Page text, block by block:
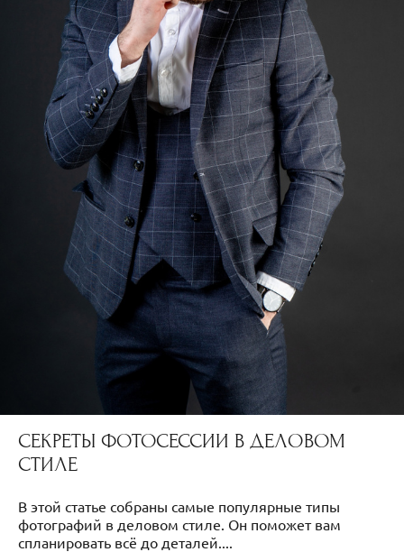
СЕКРЕТЫ ФОТОСЕССИИ В ДЕЛОВОМ
СТИЛЕ
В этой статье собраны самые популярные типы
фотографий в деловом стиле. Он поможет вам
спланировать всё до деталей....